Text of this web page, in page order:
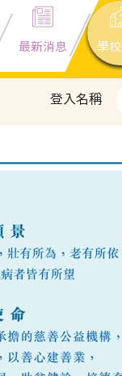
最新消息 學
登入名稱